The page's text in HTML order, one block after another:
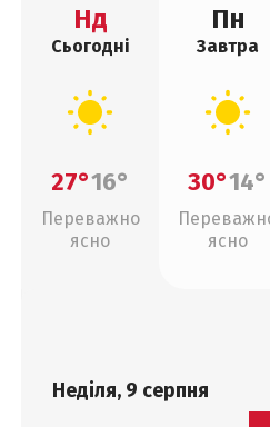
Нд
Сьогодні
27°16°
Переважно
ясно
Пн
Завтра
30°14°
ясно
Неділя, 9 серпня